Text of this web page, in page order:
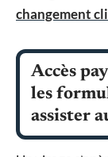
changement
Accès
les
assister